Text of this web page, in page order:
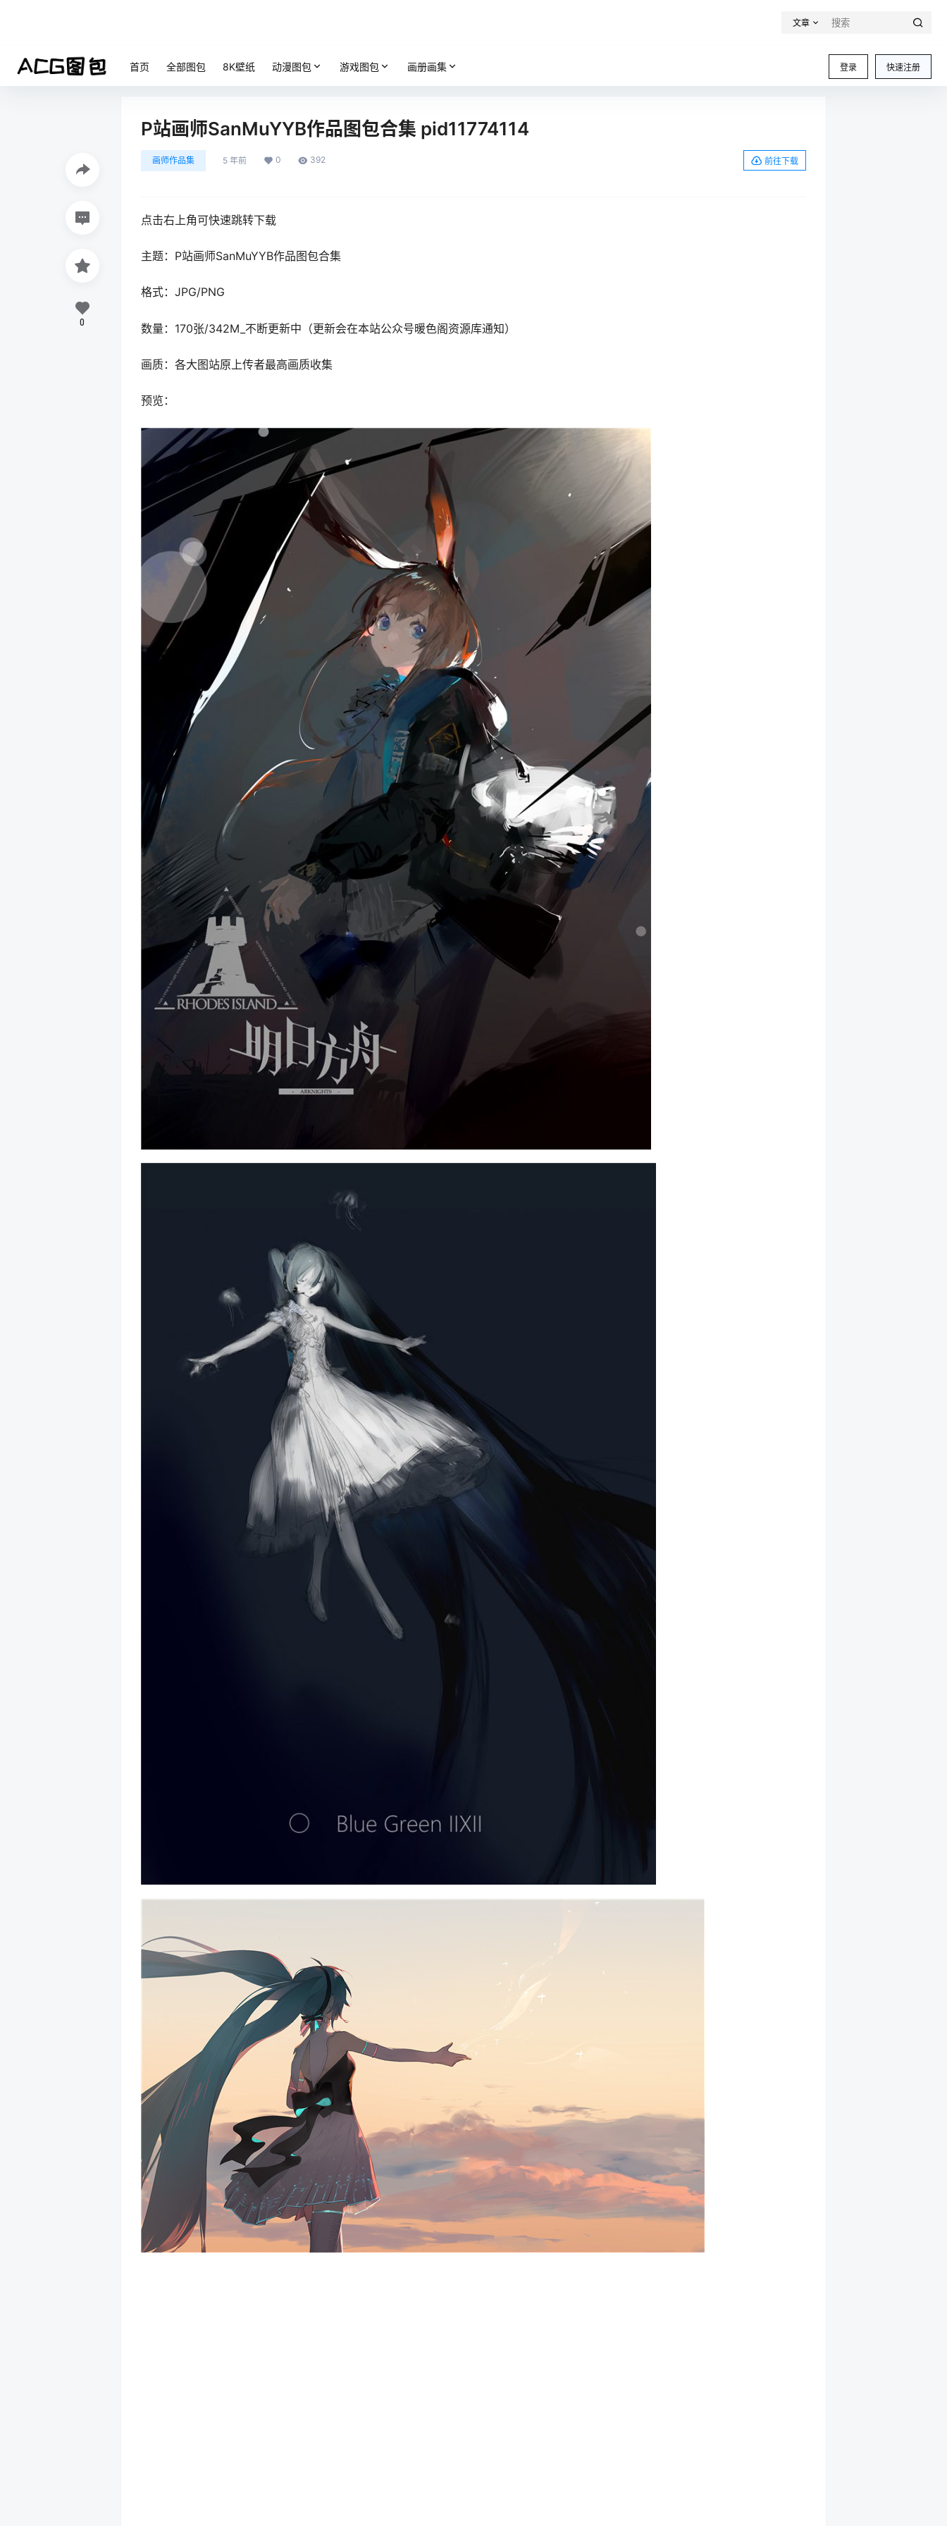
文章
登录 快速注册
首页 全部图包 8K壁纸 动漫图包 游戏图包 画册画集
P站画师SanMuYYB作品图包合集 pid11774114
画师作品集 5 年前 0 392 前往下载
点击右上角可快速跳转下载
主题：P站画师SanMuYYB作品图包合集
格式：JPG/PNG
数量：170张/342M_不断更新中（更新会在本站公众号暖色阁资源库通知）
画质：各大图站原上传者最高画质收集
预览：
0